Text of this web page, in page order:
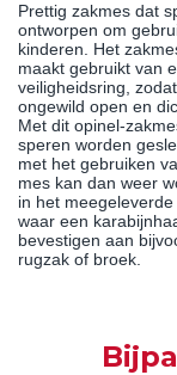
Prettig zakmes dat
ontworpen om
kinderen. Het
maakt gebruikt van
veiligheidsring,
ongewild open en
Met dit opinel-
speren worden
met het gebruiken
mes kan dan weer
in het
waar een
bevestigen aan
rugzak of broek.